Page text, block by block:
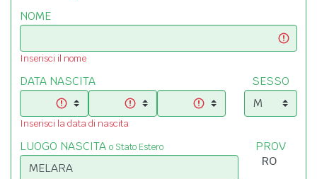
NOME
Inserisci il nome
DATA NASCITA
Inserisci la data di nascita
SESSO
LUOGO NASCITA o Stato Estero PROV